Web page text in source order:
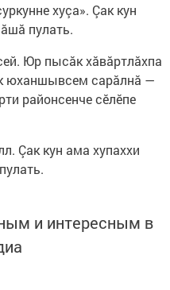
хуçа». Çак кун
пулать.
Юр пысăк хăвăртлăхпа
юханшывсем сарăлнă —
районсенче сӗлӗпе
Çак кун ама хупаххи
и интересным в